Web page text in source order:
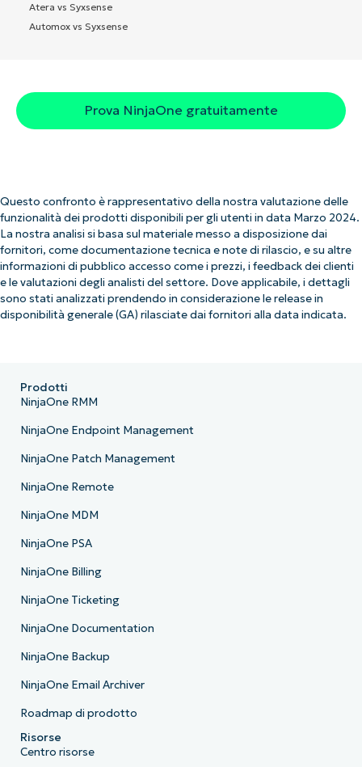
Atera vs Syxsense
Automox vs Syxsense
Prova NinjaOne gratuitamente
Questo confronto è rappresentativo della nostra valutazione delle
funzionalità dei prodotti disponibili per gli utenti in data Marzo 2024.
La nostra analisi si basa sul materiale messo a disposizione dai
fornitori, come documentazione tecnica e note di rilascio, e su altre
informazioni di pubblico accesso come i prezzi, i feedback dei clienti
e le valutazioni degli analisti del settore. Dove applicabile, i dettagli
sono stati analizzati prendendo in considerazione le release in
disponibilità generale (GA) rilasciate dai fornitori alla data indicata.
Prodotti
NinjaOne RMM
NinjaOne Endpoint Management
NinjaOne Patch Management
NinjaOne Remote
NinjaOne MDM
NinjaOne PSA
NinjaOne Billing
NinjaOne Ticketing
NinjaOne Documentation
NinjaOne Backup
NinjaOne Email Archiver
Roadmap di prodotto
Risorse
Centro risorse